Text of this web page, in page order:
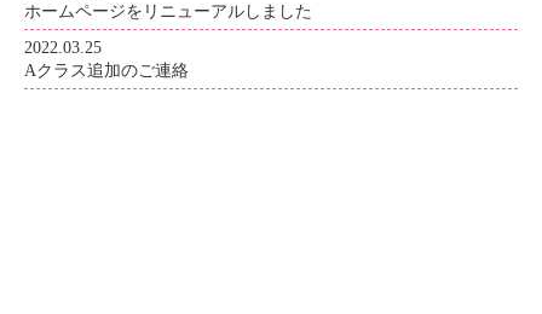
ホームページをリニューアルしました
2022.03.25
Aクラス追加のご連絡